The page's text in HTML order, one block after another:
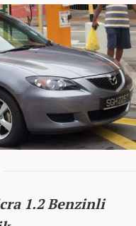
1.2 Benzinli